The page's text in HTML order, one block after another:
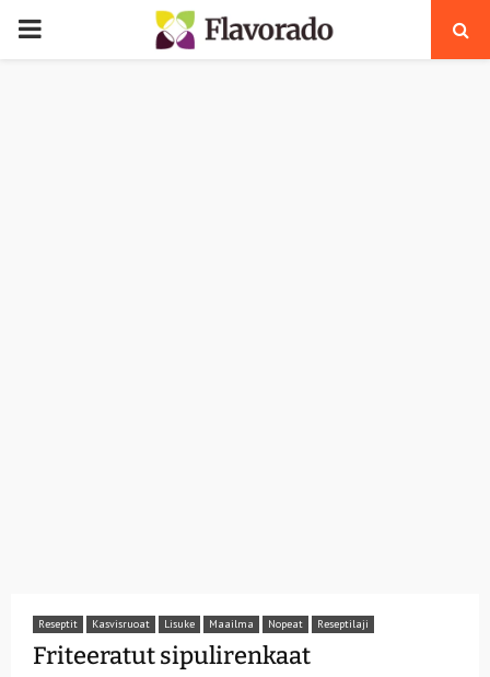
PRIMARY
Reseptit Kasvisruoat Lisuke Maailma Nopeat Reseptilaji
Friteeratut sipulirenkaat